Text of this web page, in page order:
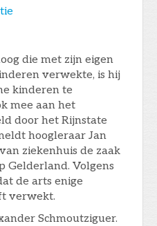
die met zijn eigen
verwekte, is hij
kinderen te
mee aan het
door het Rijnstate
hoogleraar Jan
ziekenhuis de zaak
Gelderland. Volgens
de arts enige
verwekt.
Schmoutziguer.